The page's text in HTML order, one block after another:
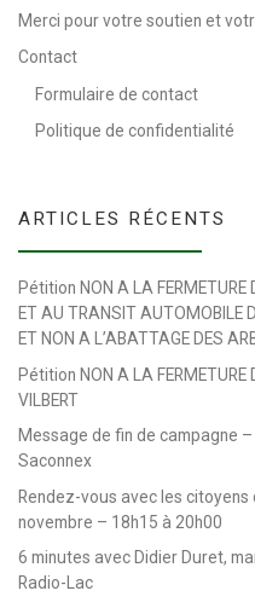
Merci pour votre soutien et
Contact
Formulaire de contact
Politique de confidentialité
ARTICLES RÉCENTS
Pétition NON A LA FERMETURE
ET AU TRANSIT AUTOMOBILE
ET NON A L’ABATTAGE DES
Pétition NON A LA FERMETURE
VILBERT
Message de fin de campagne
Saconnex
Rendez-vous avec les
novembre – 18h15 à 20h00
6 minutes avec Didier Duret,
Radio-Lac